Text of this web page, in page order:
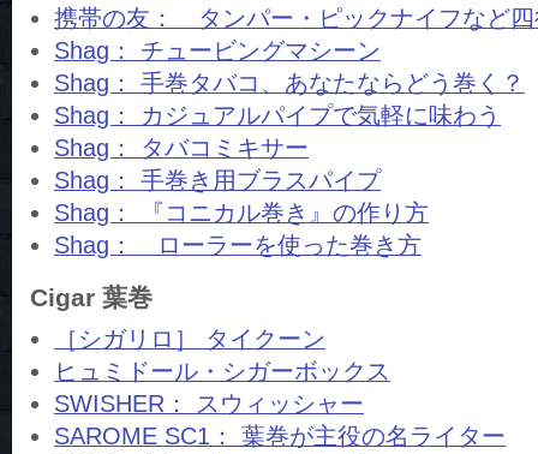
携帯の友： タンパー・ピックナイフなど
Shag： チュービングマシーン
Shag： 手巻タバコ、あなたならどう巻く？
Shag： カジュアルパイプで気軽に味わう
Shag： タバコミキサー
Shag： 手巻き用ブラスパイプ
Shag： 『コニカル巻き』の作り方
Shag： ローラーを使った巻き方
Cigar 葉巻
［シガリロ］ タイクーン
ヒュミドール・シガーボックス
SWISHER： スウィッシャー
SAROME SC1： 葉巻が主役の名ライター